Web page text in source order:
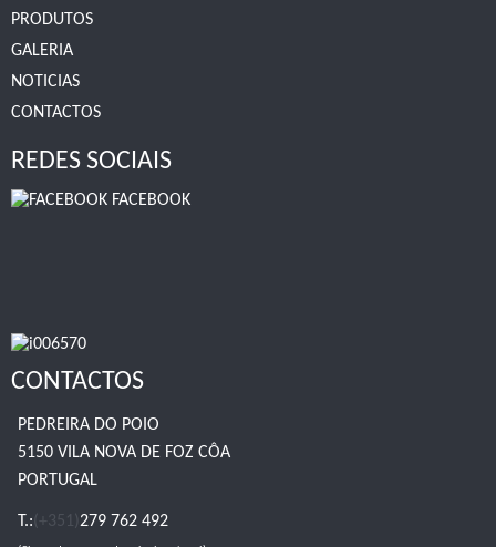
PRODUTOS
GALERIA
NOTICIAS
CONTACTOS
REDES SOCIAIS
FACEBOOK
CONTACTOS
PEDREIRA DO POIO
5150 VILA NOVA DE FOZ CÔA
PORTUGAL
T.: (+351) 279 762 492